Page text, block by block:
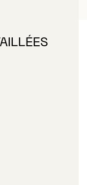
PAUL